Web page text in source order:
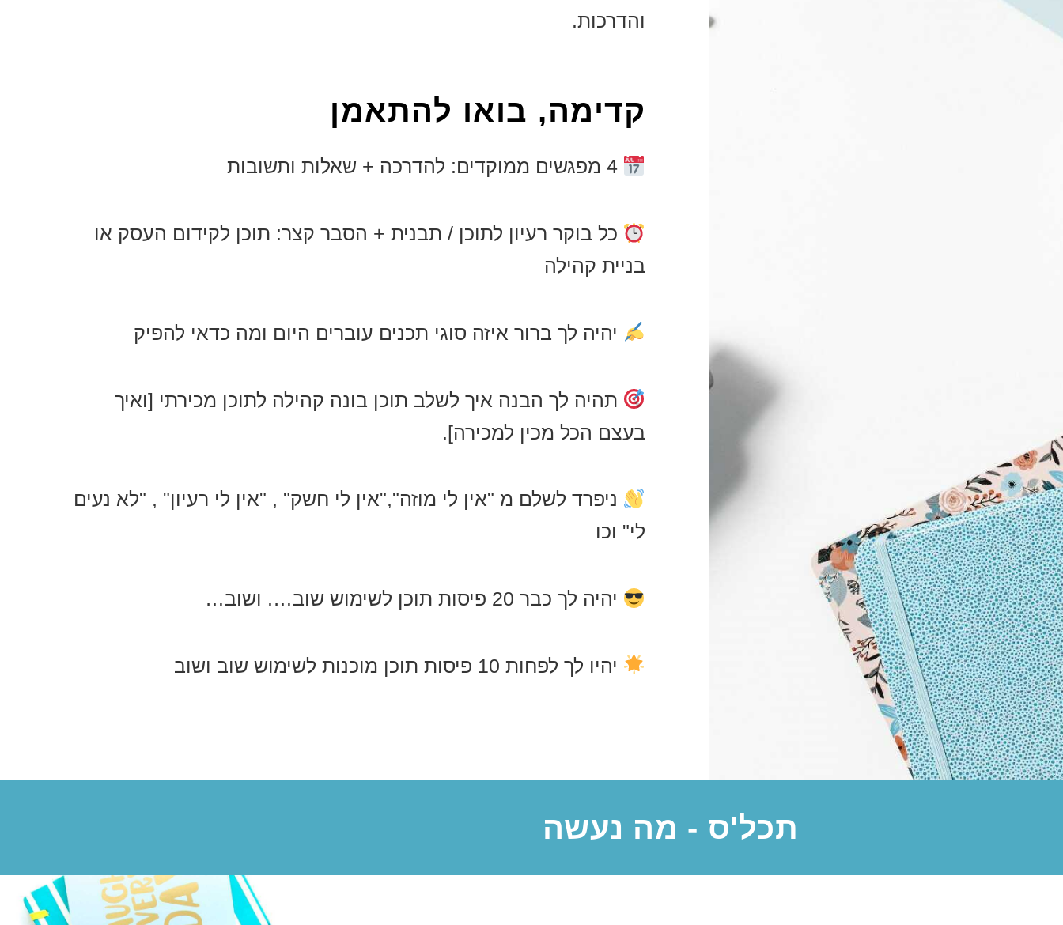
והדרכות.
קדימה, בואו להתאמן
4 מפגשים ממוקדים: להדרכה + שאלות ותשובות
כל בוקר רעיון לתוכן / תבנית + הסבר קצר: תוכן לקידום העסק או
בניית קהילה
יהיה לך ברור איזה סוגי תכנים עוברים היום ומה כדאי להפיק
תהיה לך הבנה איך לשלב תוכן בונה קהילה לתוכן מכירתי [ואיך
בעצם הכל מכין למכירה].
ניפרד לשלם מ "אין לי מוזה","אין לי חשק" , "אין לי רעיון" , "לא נעים
לי" וכו
יהיה לך כבר 20 פיסות תוכן לשימוש שוב…. ושוב…
יהיו לך לפחות 10 פיסות תוכן מוכנות לשימוש שוב ושוב
תכל'ס - מה נעשה